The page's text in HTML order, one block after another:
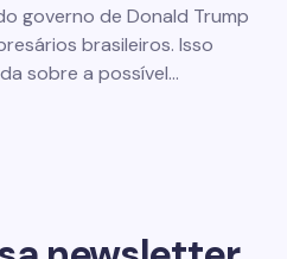
governo de Donald Trump
brasileiros. Isso
sobre a possível…